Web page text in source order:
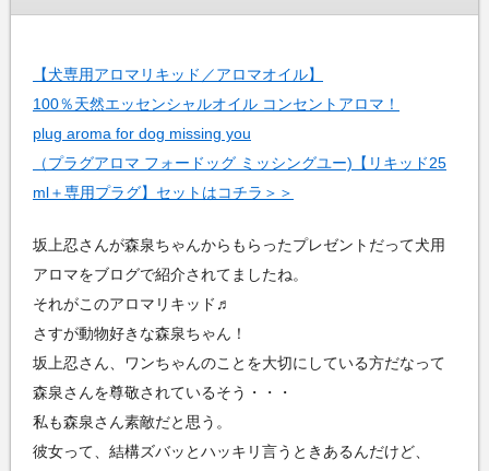
【犬専用アロマリキッド／アロマオイル】
100％天然エッセンシャルオイル コンセントアロマ！
plug aroma for dog missing you
（プラグアロマ フォードッグ ミッシングユー)【リキッド25
ml＋専用プラグ】セットはコチラ＞＞
坂上忍さんが森泉ちゃんからもらったプレゼントだって犬用
アロマをブログで紹介されてましたね。
それがこのアロマリキッド♬
さすが動物好きな森泉ちゃん！
坂上忍さん、ワンちゃんのことを大切にしている方だなって
森泉さんを尊敬されているそう・・・
私も森泉さん素敵だと思う。
彼女って、結構ズバッとハッキリ言うときあるんだけど、